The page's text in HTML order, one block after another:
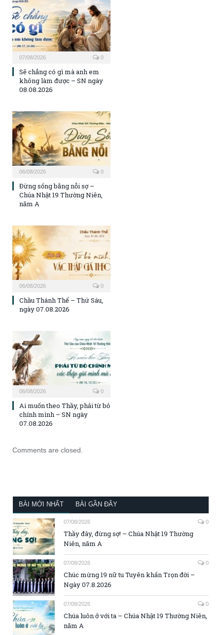
07/08/2026 0
Sẽ chẳng có gì mà anh em
không làm được – SN ngày
08.08.2026
06/08/2026 0
Đừng sống bằng nỗi sợ –
Chúa Nhật 19 Thường Niên,
năm A
06/08/2026 0
Chầu Thánh Thể – Thứ Sáu,
ngày 07.08.2026
06/08/2026 0
Ai muốn theo Thầy, phải từ bỏ
chính mình – SN ngày
07.08.2026
Comments are closed.
BÀI MỚI NHẤT BÀI GẦN ĐÂY
07/08/2026 0
Thầy đây, đừng sợ! – Chúa Nhật 19 Thường
Niên, năm A
07/08/2026 0
Chúc mừng 19 nữ tu Tuyên khấn Trọn đời –
Ngày 07.8.2026
07/08/2026 0
Chúa luôn ở với ta – Chúa Nhật 19 Thường Niên,
năm A